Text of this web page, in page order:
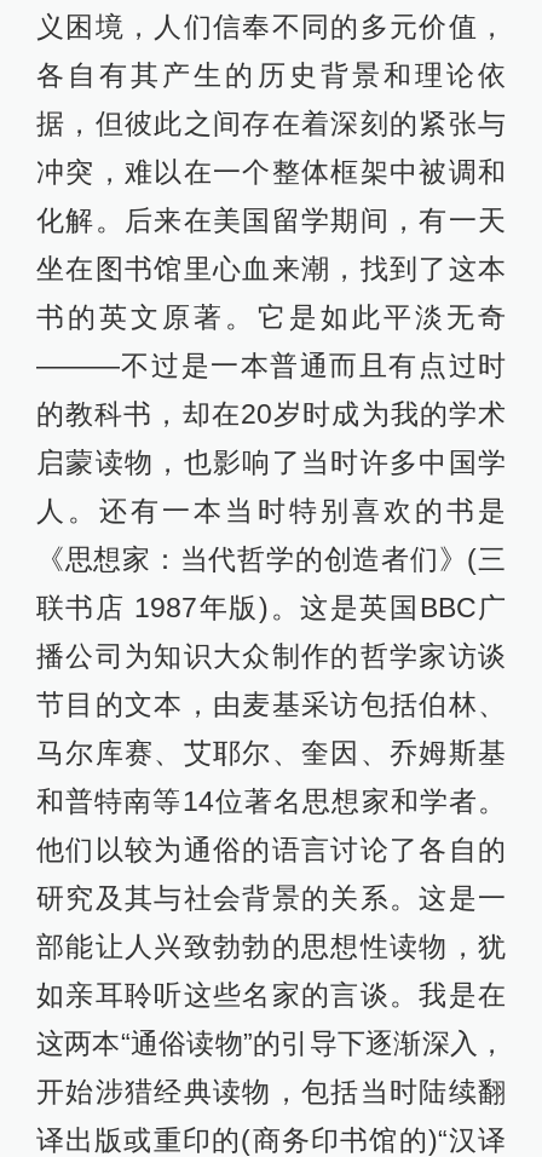
义困境，人们信奉不同的多元价值，
各自有其产生的历史背景和理论依
据，但彼此之间存在着深刻的紧张与
冲突，难以在一个整体框架中被调和
化解。后来在美国留学期间，有一天
坐在图书馆里心血来潮，找到了这本
书的英文原著。它是如此平淡无奇
———不过是一本普通而且有点过时
的教科书，却在20岁时成为我的学术
启蒙读物，也影响了当时许多中国学
人。还有一本当时特别喜欢的书是
《思想家：当代哲学的创造者们》(三
联书店 1987年版)。这是英国BBC广
播公司为知识大众制作的哲学家访谈
节目的文本，由麦基采访包括伯林、
马尔库赛、艾耶尔、奎因、乔姆斯基
和普特南等14位著名思想家和学者。
他们以较为通俗的语言讨论了各自的
研究及其与社会背景的关系。这是一
部能让人兴致勃勃的思想性读物，犹
如亲耳聆听这些名家的言谈。我是在
这两本“通俗读物”的引导下逐渐深入，
开始涉猎经典读物，包括当时陆续翻
译出版或重印的(商务印书馆的)“汉译